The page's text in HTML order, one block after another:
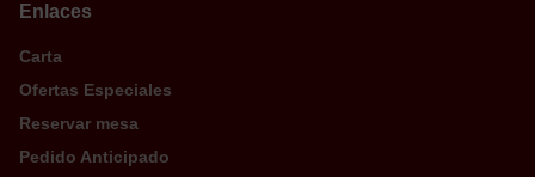
Enlaces
Carta
Ofertas Especiales
Reservar mesa
Pedido Anticipado